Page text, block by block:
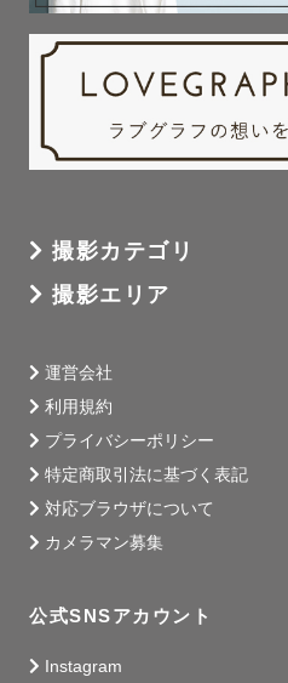
撮影カテゴリ
撮影エリア
運営会社
利用規約
プライバシーポリシー
特定商取引法に基づく表記
対応ブラウザについて
カメラマン募集
公式SNSアカウント
Instagram